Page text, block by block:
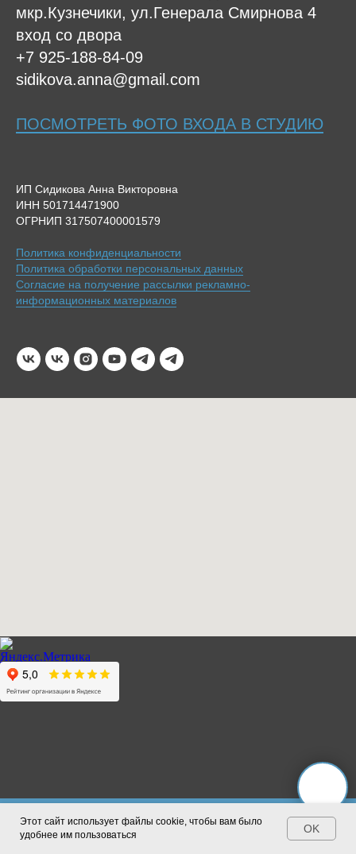
мкр.Кузнечики, ул.Генерала Смирнова 4
вход со двора
+7 925-188-84-09
sidikova.anna@gmail.com
ПОСМОТРЕТЬ ФОТО ВХОДА В СТУДИЮ
ИП Сидикова Анна Викторовна
ИНН 501714471900
ОГРНИП 317507400001579
Политика конфиденциальности
Политика обработки персональных данных
Согласие на получение рассылки рекламно-
информационных материалов
Здесь вас проконсультируют по вопросам WEB-
Этот сайт использует файлы cookie, чтобы вам было
удобнее им пользоваться
OK
учебного года Повышение цены с нового учебного